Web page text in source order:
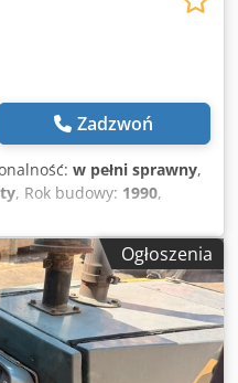
Zadzwoń
w pełni sprawny,
, Rok budowy: 1990,
spycharka gąsienicowa
Model D155A-2 Typ ruchu
wysokoprężnym Cjdpsumq
w takim stanie Więcej
JPN Industrial Trading
128478
Ogłoszenia